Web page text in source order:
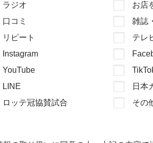
ラジオ
お店
口コミ
雑誌
リピート
テレ
Instagram
YouTube
LINE
日本
ロッテ冠協賛試合
その